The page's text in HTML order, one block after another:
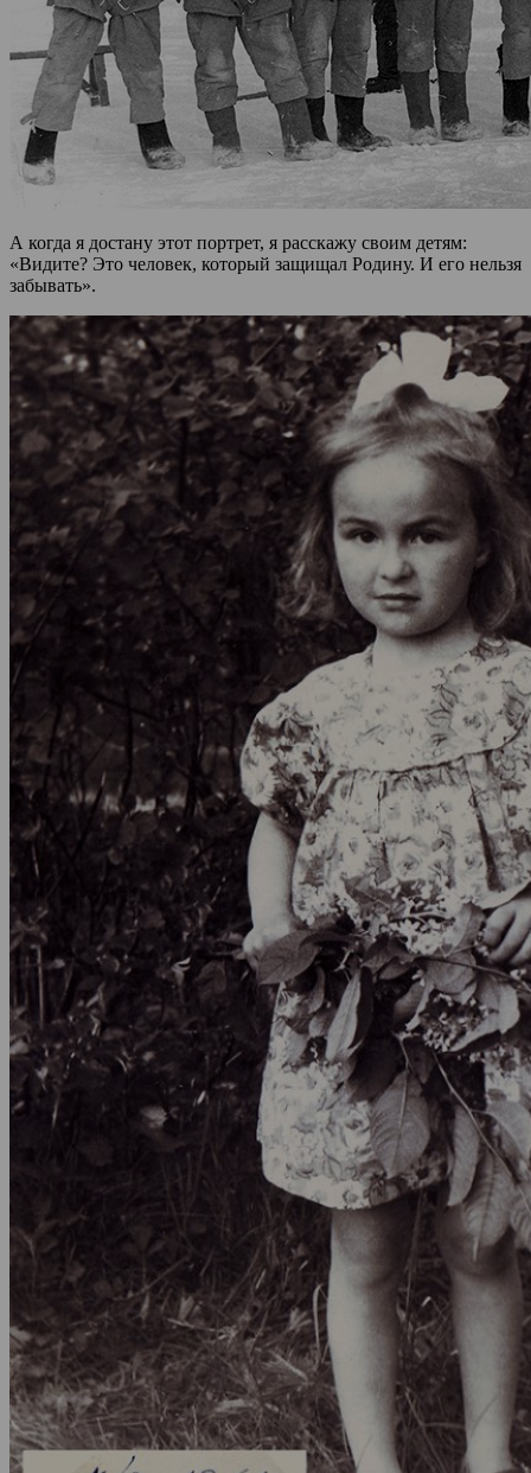
А когда я достану этот портрет, я расскажу своим детям:
«Видите? Это человек, который защищал Родину. И его нельзя
забывать».